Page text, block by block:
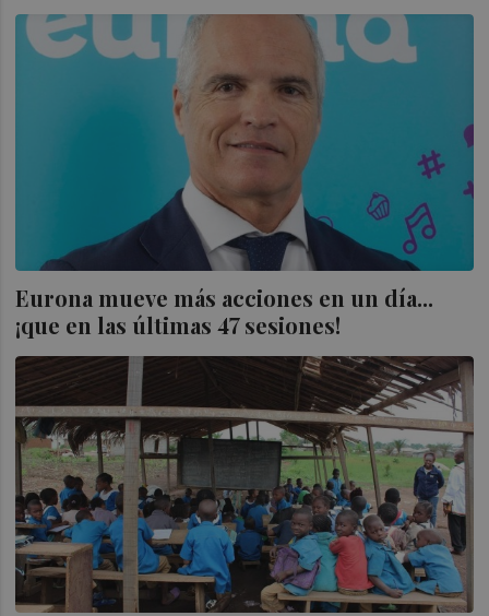
Eurona mueve más acciones en un día...
¡que en las últimas 47 sesiones!